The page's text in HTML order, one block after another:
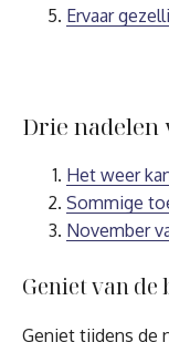
Ervaar
Drie nadelen
Het weer
Sommige
November
Geniet van
Geniet tijdens de